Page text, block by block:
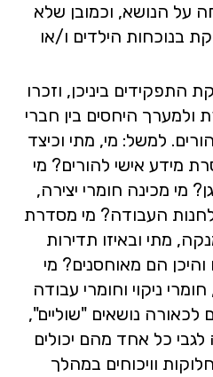
על הנושא, וכמובן שלא
בנוכחות הילדים ו/או
התפקידים ביניכן, וזכרו
ולמערך היחסים בין חברי
למשל: מי, מתי וכיצד
מידע אישי להורים? מי
מי מכינה חומרי יצירה,
העבודה? מי מסדרת
מתי ובאיזו תדירות
הם מאוחסנים? מי
ניקוי וחומרי עבודה
נושאים "שוליים",
כל אחד מהם יכולים
וויכוחים במהלך